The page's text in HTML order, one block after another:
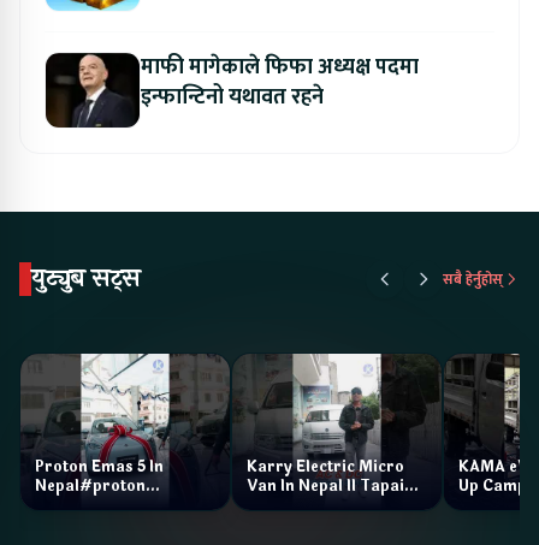
माफी मागेकाले फिफा अध्यक्ष पदमा
इन्फान्टिनो यथावत रहने
युट्युब सट्स सबै हेर्नुहोस्
Proton Emas 5 In
Nepal#proton
#protonemas5#protonnepal#evcarnepal
Karry Electric Micro
Van In Nepal II Tapaiko
Bazar II Jankari
KAMA eV
Up Camp